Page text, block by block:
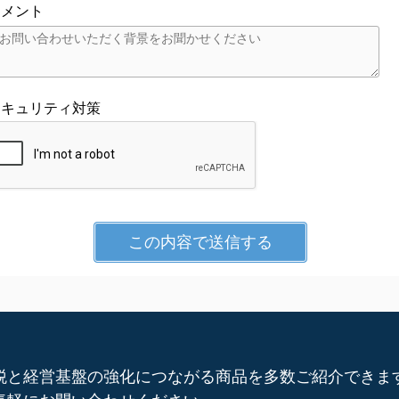
ント
ュリティ対策
と経営基盤の強化につながる商品を多数ご紹介できま